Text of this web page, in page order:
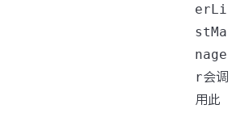
erLi
stMa
nage
r会调
用此